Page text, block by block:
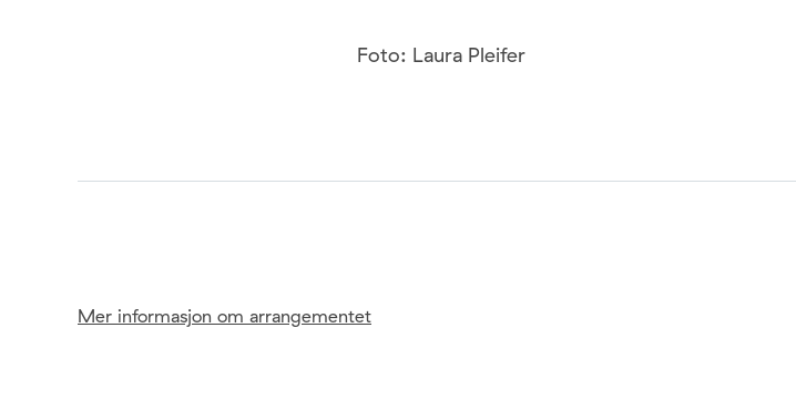
Foto: Laura Pleifer
Mer informasjon om arrangementet